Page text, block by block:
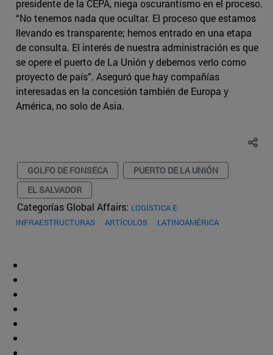
presidente de la CEPA, niega oscurantismo en el proceso.
“No tenemos nada que ocultar. El proceso que estamos
llevando es transparente; hemos entrado en una etapa
de consulta. El interés de nuestra administración es que
se opere el puerto de La Unión y debemos verlo como
proyecto de país”. Aseguró que hay compañías
interesadas en la concesión también de Europa y
América, no solo de Asia.
GOLFO DE FONSECA
PUERTO DE LA UNIÓN
EL SALVADOR
Categorías Global Affairs: LOGÍSTICA E
INFRAESTRUCTURAS
ARTÍCULOS LATINOAMÉRICA